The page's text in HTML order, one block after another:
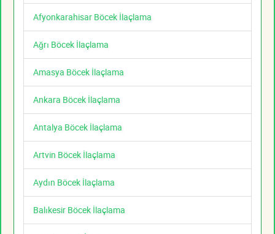
Afyonkarahisar Böcek İlaçlama
Ağrı Böcek İlaçlama
Amasya Böcek İlaçlama
Ankara Böcek İlaçlama
Antalya Böcek İlaçlama
Artvin Böcek İlaçlama
Aydın Böcek İlaçlama
Balıkesir Böcek İlaçlama